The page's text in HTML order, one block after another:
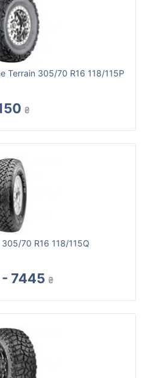
Terrain 305/70 R16 118/115P
₴
70 R16 118/115Q
7445 ₴